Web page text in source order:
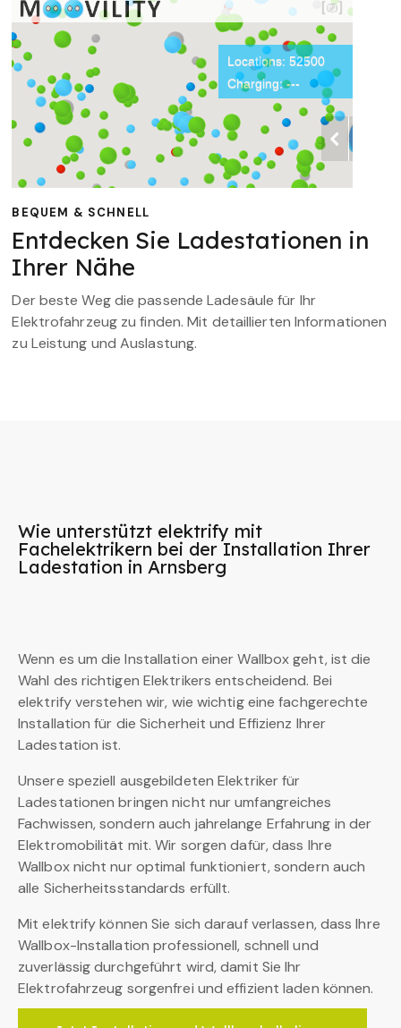
BEQUEM & SCHNELL
Entdecken Sie Ladestationen in
Ihrer Nähe
Der beste Weg die passende Ladesäule für Ihr
Elektrofahrzeug zu finden. Mit detaillierten Informationen
zu Leistung und Auslastung.
Wie unterstützt elektrify mit
Fachelektrikern bei der Installation Ihrer
Ladestation in Arnsberg
Wenn es um die Installation einer Wallbox geht, ist die
Wahl des richtigen Elektrikers entscheidend. Bei
elektrify verstehen wir, wie wichtig eine fachgerechte
Installation für die Sicherheit und Effizienz Ihrer
Ladestation ist.
Unsere speziell ausgebildeten Elektriker für
Ladestationen bringen nicht nur umfangreiches
Fachwissen, sondern auch jahrelange Erfahrung in der
Elektromobilität mit. Wir sorgen dafür, dass Ihre
Wallbox nicht nur optimal funktioniert, sondern auch
alle Sicherheitsstandards erfüllt.
Mit elektrify können Sie sich darauf verlassen, dass Ihre
Wallbox-Installation professionell, schnell und
zuverlässig durchgeführt wird, damit Sie Ihr
Elektrofahrzeug sorgenfrei und effizient laden können.